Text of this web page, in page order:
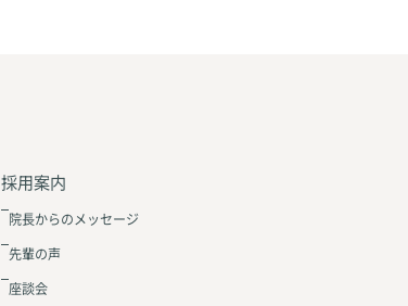
採用案内
院長からのメッセージ
先輩の声
座談会